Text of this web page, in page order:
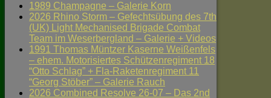
1989 Champagne – Galerie Korn
2026 Rhino Storm – Gefechtsübung des 7th
(UK) Light Mechanised Brigade Combat
Team im Weserbergland – Galerie + Videos
1991 Thomas Müntzer Kaserne Weißenfels
– ehem. Motorisiertes Schützenregiment 18
“Otto Schlag” + Fla-Raketenregiment 11
“Georg Stöber” – Galerie Rauch
2026 Combined Resolve 26-07 – Das 2nd